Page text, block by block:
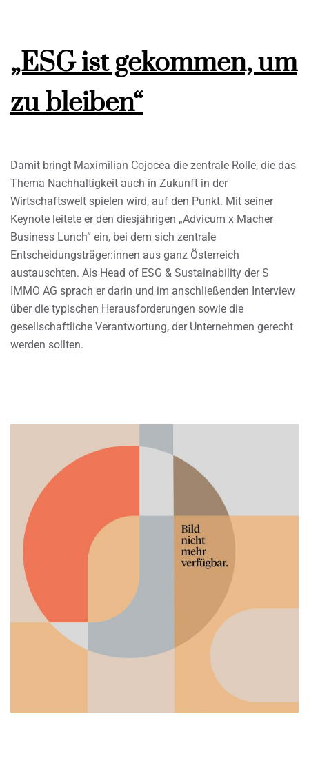
„ESG ist gekommen, um
zu bleiben“
Damit bringt Maximilian Cojocea die zentrale Rolle, die das
Thema Nachhaltigkeit auch in Zukunft in der
Wirtschaftswelt spielen wird, auf den Punkt. Mit seiner
Keynote leitete er den diesjährigen „Advicum x Macher
Business Lunch“ ein, bei dem sich zentrale
Entscheidungsträger:innen aus ganz Österreich
austauschten. Als Head of ESG & Sustainability der S
IMMO AG sprach er darin und im anschließenden Interview
über die typischen Herausforderungen sowie die
gesellschaftliche Verantwortung, der Unternehmen gerecht
werden sollten.